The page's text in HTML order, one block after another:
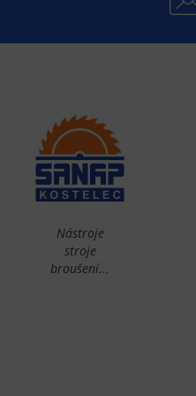
Nástroje
stroje
broušení...